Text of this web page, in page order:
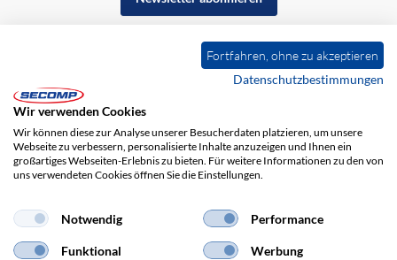
Impressum Haftungsausschluss
Fortfahren, ohne zu akzeptieren
Datenschutzbestimmungen
Wir verwenden Cookies
Wir können diese zur Analyse unserer Besucherdaten platzieren, um unsere
Webseite zu verbessern, personalisierte Inhalte anzuzeigen und Ihnen ein
großartiges Webseiten-Erlebnis zu bieten. Für weitere Informationen zu den von
uns verwendeten Cookies öffnen Sie die Einstellungen.
Notwendig Performance
Funktional Werbung